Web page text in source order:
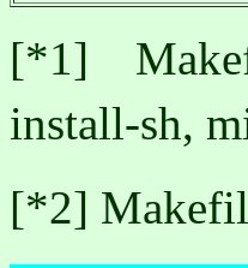
[*1]
install-sh,
[*2]